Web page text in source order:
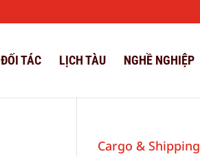
ĐỐI TÁC LỊCH TÀU NGHỀ NGHIỆP
Cargo & Shipping